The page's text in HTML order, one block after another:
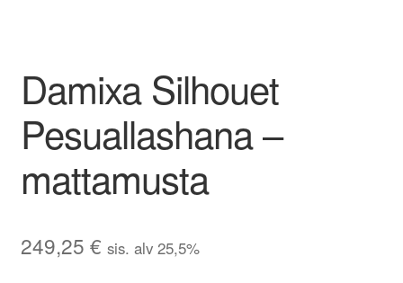
Damixa Silhouet
Pesuallashana –
mattamusta
249,25 € sis. alv 25,5%